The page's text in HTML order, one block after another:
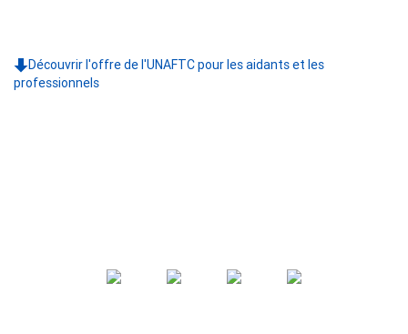
Découvrir l'offre de l'UNAFTC pour les aidants et les
professionnels